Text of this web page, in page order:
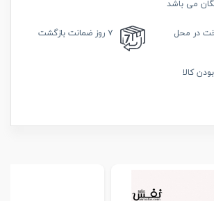
می باشد
در محل ۷ روز ضمانت بازگشت
کالا